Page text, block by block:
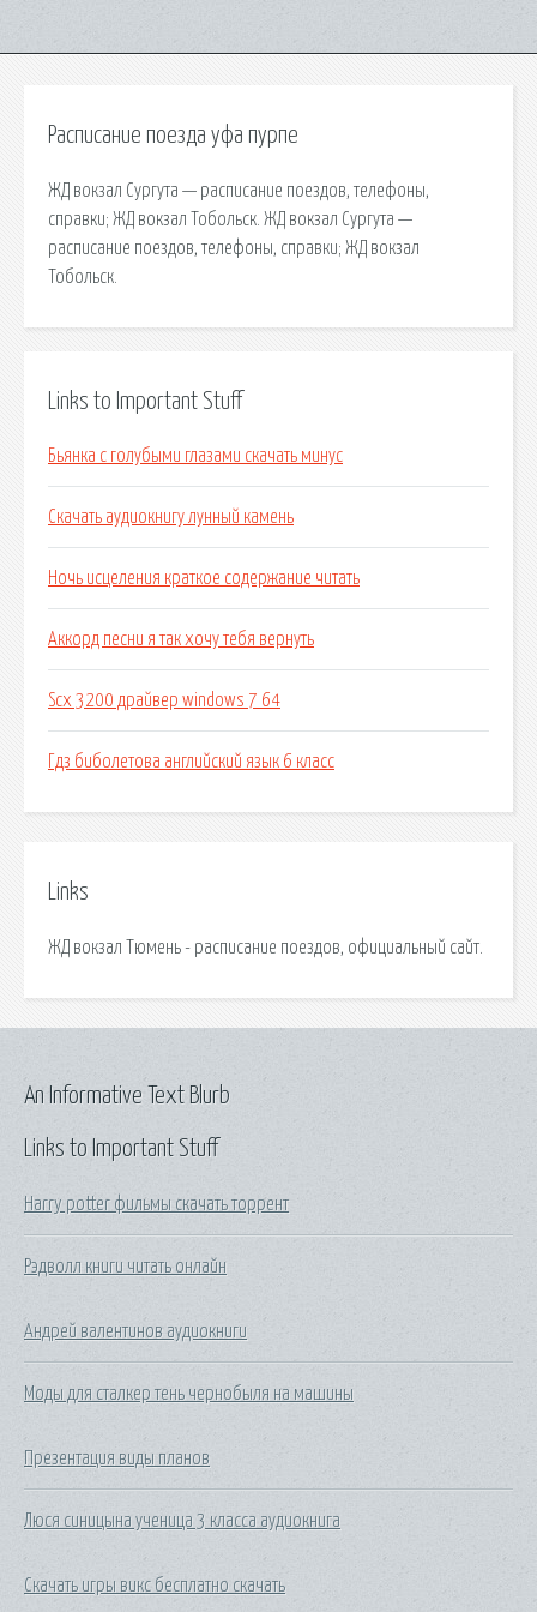
Расписание поезда уфа пурпе
ЖД вокзал Сургута — расписание поездов, телефоны,
справки; ЖД вокзал Тобольск. ЖД вокзал Сургута —
расписание поездов, телефоны, справки; ЖД вокзал
Тобольск.
Links to Important Stuff
Бьянка с голубыми глазами скачать минус
Скачать аудиокнигу лунный камень
Ночь исцеления краткое содержание читать
Аккорд песни я так хочу тебя вернуть
Scx 3200 драйвер windows 7 64
Гдз биболетова английский язык 6 класс
Links
ЖД вокзал Тюмень - расписание поездов, официальный сайт.
Links to Important Stuff
Harry potter фильмы скачать торрент
Рэдволл книги читать онлайн
Андрей валентинов аудиокниги
Моды для сталкер тень чернобыля на машины
Презентация виды планов
Люся синицына ученица 3 класса аудиокнига
Скачать игры викс бесплатно скачать
An Informative Text Blurb